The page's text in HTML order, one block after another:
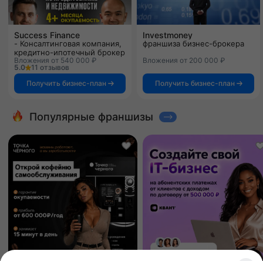
Success Finance
- Консалтинговая компания,
кредитно-ипотечный брокер
Вложения от 540 000 ₽
5.0
11 отзывов
Получить бизнес-план
Investmoney
франшиза бизнес-брокера
Вложения от 200 000 ₽
Получить бизнес-план
Популярные франшизы